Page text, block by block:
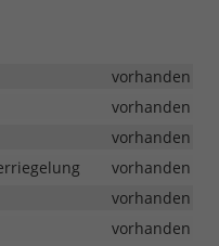
vorhanden
vorhanden
vorhanden
vorhanden
vorhanden
vorhanden